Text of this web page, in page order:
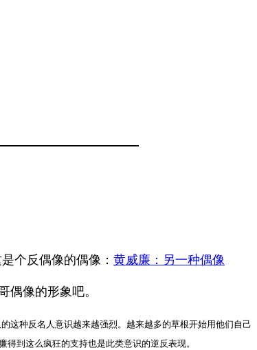
个反偶像的偶像： 黄威廉：另一种偶像
像的形象吧。
这种反名人意识越来越强烈。越来越多的草根开始用他们自己
到这么疯狂的支持也是此类意识的逆反表现。